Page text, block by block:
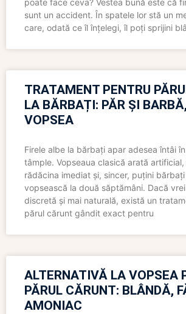
poate face ceva? Vestea bună este că
sunt un accident. În spatele lor stă un
care, odată ce îl înțelegi, îl poți sprijini
TRATAMENT PENTRU
LA BĂRBAȚI: PĂR ȘI
VOPSEA
Firele albe la bărbați apar adesea întâi
tâmple. Vopseaua clasică arată
rădăcina imediat și, sincer, puțini
vopsească la două săptămâni. Dacă
discretă și mai naturală, există un
părul cărunt gândit exact pentru
ALTERNATIVĂ LA VOPSEA
PĂRUL CĂRUNT: BLÂNDĂ,
AMONIAC